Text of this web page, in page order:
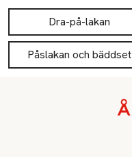
Dra-på-lakan
Påslakan och bäddset